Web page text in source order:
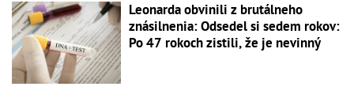
Leonarda obvinili z brutálneho
znásilnenia: Odsedel si sedem rokov:
Po 47 rokoch zistili, že je nevinný